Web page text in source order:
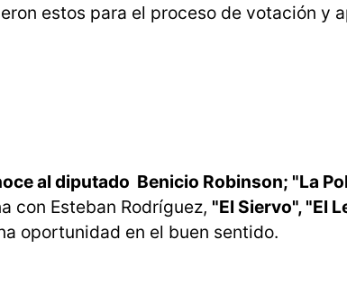
estos para el proceso de votación y
al diputado Benicio Robinson; "La
con Esteban Rodríguez, "El Siervo", "El
oportunidad en el buen sentido.